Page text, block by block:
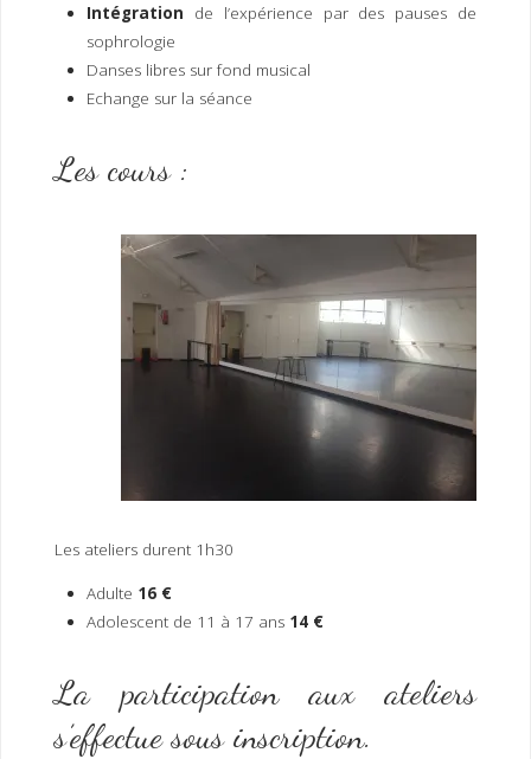
Intégration de l’expérience par des pauses de
sophrologie
Danses libres sur fond musical
Echange sur la séance
Les cours :
Les ateliers durent 1h30
Adulte 16 €
Adolescent de 11 à 17 ans 14 €
La participation aux ateliers
s’effectue sous inscription.